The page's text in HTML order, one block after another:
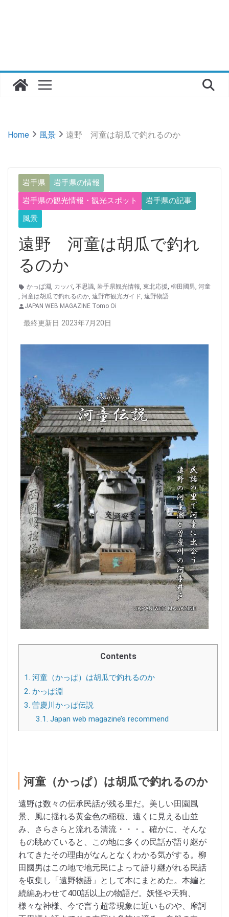
Home 風景 遠野 河童は胡瓜で釣れるのか
岩手県
岩手県の情報
岩手県の観光情報・観光スポット
岩手県の記事
風景
遠野 河童は胡瓜で釣れ
るのか
かっぱ淵, カッパ, 不思議, 岩手県観光情報, 東北応援, 柳田國男, 河童
, 河童は胡瓜で釣れるのか, 遠野市観光ガイド, 遠野物語
JAPAN WEB MAGAZINE Tomo Oi
最終更新日 2023年7月20日
Contents
1. 河童（かっぱ）は胡瓜で釣れるのか
2. かっぱ淵
3. 曽慶川かっぱ伝説
3.1. Japan web magazine’s recommend
河童（かっぱ）は胡瓜で釣れるのか
遠野は数々の伝承民話が残る里だ。美しい田園風
景、風に揺れる黄金色の稲穂、遠くに見える山並
み、さらさらと流れる清流・・・。確かに、そんな
もの眺めていると、この地に多くの民話が語り継が
れてきたその理由がなんとなくわかる気がする。柳
田國男はこの地で地元民によって語り継がれる民話
を収集し「遠野物語」として本にまとめた。本編と
続編あわせて400話以上の物語だ。妖怪や天狗、
様々な神様、今で言う超常現象に近いものや、摩訶